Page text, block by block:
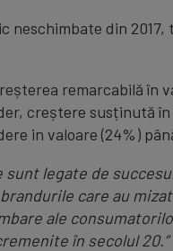
neschimbate din
remarcabilă în
creștere susținută
in valoare (24%)
legate de
care au
ale
în secolul 20.”